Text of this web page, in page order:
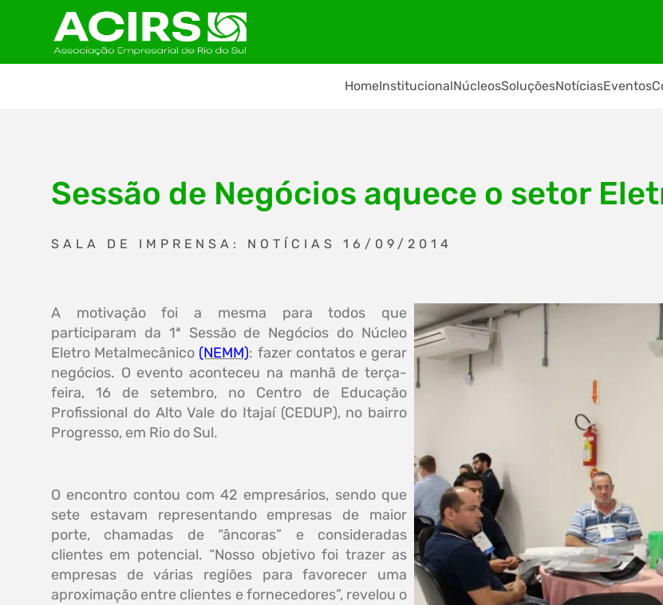
HomeInstitucionalNúcleosSoluçõesNotíciasEventos
Sessão de Negócios aquece o setor
SALA DE IMPRENSA: NOTÍCIAS 16/09/2014
A motivação foi a mesma para todos que
participaram da 1ª Sessão de Negócios do Núcleo
Eletro Metalmecânico (NEMM): fazer contatos e gerar
negócios. O evento aconteceu na manhã de terça-
feira, 16 de setembro, no Centro de Educação
Profissional do Alto Vale do Itajaí (CEDUP), no bairro
Progresso, em Rio do Sul.
O encontro contou com 42 empresários, sendo que
sete estavam representando empresas de maior
porte, chamadas de “âncoras” e consideradas
clientes em potencial. “Nosso objetivo foi trazer as
empresas de várias regiões para favorecer uma
aproximação entre clientes e fornecedores”, revelou o